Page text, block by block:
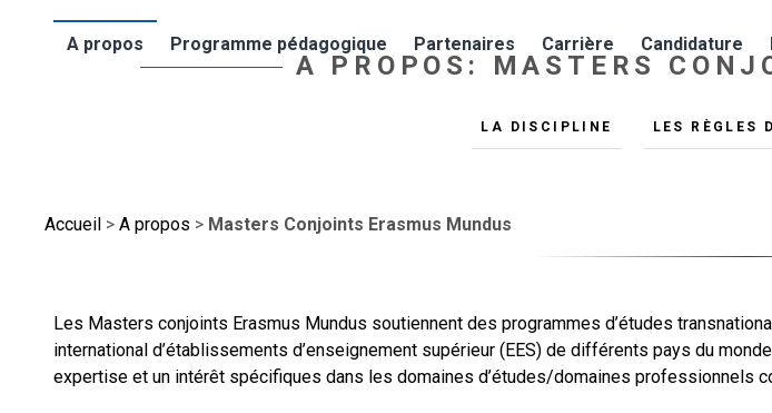
A propos Programme pédagogique Partenaires Carrière Candidature
A PROPOS: MASTERS
LA DISCIPLINE LES RÈGLES
Accueil > A propos > Masters Conjoints Erasmus Mundus
Les Masters conjoints Erasmus Mundus soutiennent des programmes d’études
international d’établissements d’enseignement supérieur (EES) de différents pays du
expertise et un intérêt spécifiques dans les domaines d’études/domaines professionnels